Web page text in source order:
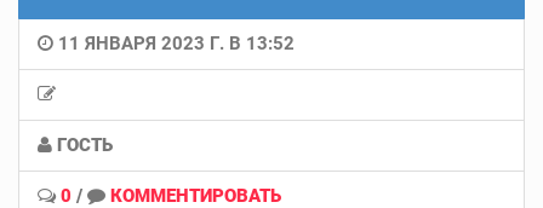
11 ЯНВАРЯ 2023 Г. В 13:52
ГОСТЬ
0 / КОММЕНТИРОВАТЬ